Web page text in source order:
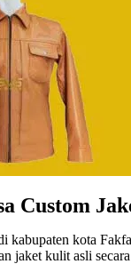
Custom
kota
jaket kulit asli